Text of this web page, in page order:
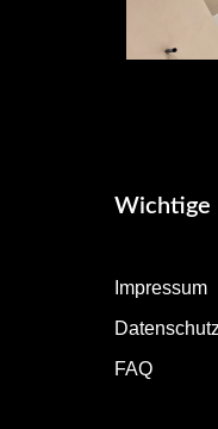
Wichtige
Impressum
FAQ